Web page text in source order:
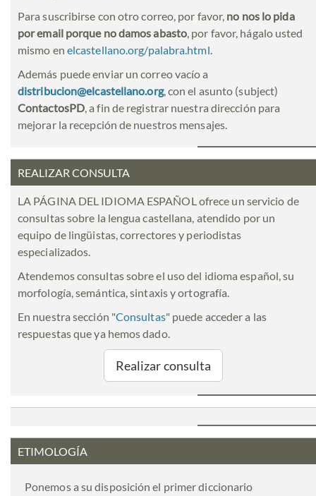
Para suscribirse con otro correo, por favor, no nos lo pida
por email porque no damos abasto, por favor, hágalo usted
mismo en elcastellano.org/palabra.html.
Además puede enviar un correo vacío a
distribucion@elcastellano.org, con el asunto (subject)
ContactosPD, a fin de registrar nuestra dirección para
mejorar la recepción de nuestros mensajes.
REALIZAR CONSULTA
LA PÁGINA DEL IDIOMA ESPAÑOL ofrece un servicio de
consultas sobre la lengua castellana, atendido por un
equipo de lingüistas, correctores y periodistas
especializados.
Atendemos consultas sobre el uso del idioma español, su
morfología, semántica, sintaxis y ortografía.
En nuestra sección "Consultas" puede acceder a las
respuestas que ya hemos dado.
Realizar consulta
ETIMOLOGÍA
Ponemos a su disposición el primer diccionario